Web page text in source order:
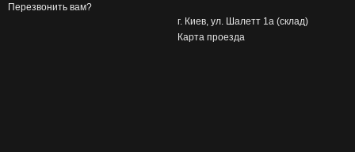
Перезвонить вам?
г. Киев, ул. Шалетт 1а (склад)
Карта проезда